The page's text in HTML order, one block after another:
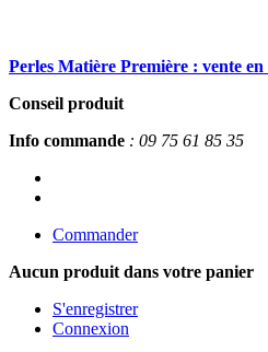
Perles Matière Première : vente
Conseil produit
Info commande : 09 75 61 85 35
Commander
Aucun produit dans votre panier
S'enregistrer
Connexion